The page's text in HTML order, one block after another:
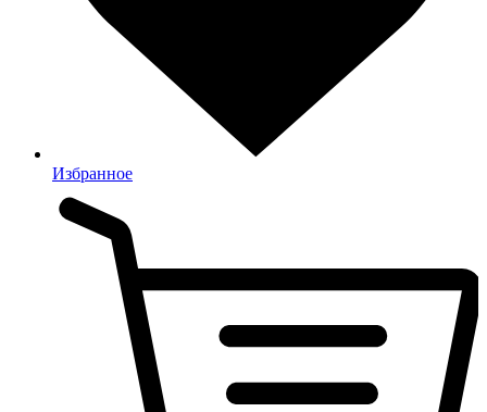
Избранное